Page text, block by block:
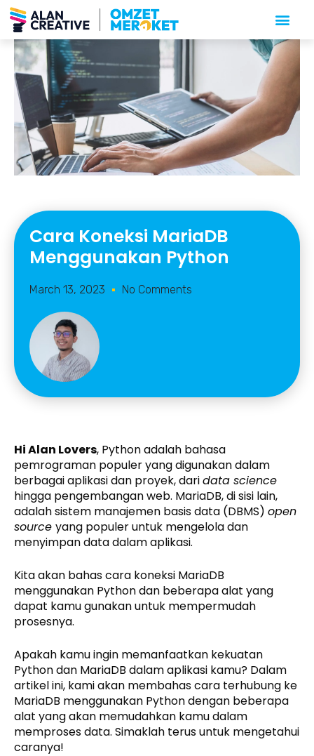
Cara Koneksi MariaDB
Menggunakan Python
March 13, 2023 No Comments
Hi Alan Lovers, Python adalah bahasa
pemrograman populer yang digunakan dalam
berbagai aplikasi dan proyek, daridata science
hingga pengembangan web. MariaDB, di sisi lain,
adalah sistem manajemen basis data (DBMS) open
source yang populer untuk mengelola dan
menyimpan data dalam aplikasi.
Kita akan bahas cara koneksi MariaDB
menggunakan Python dan beberapa alat yang
dapat kamu gunakan untuk mempermudah
prosesnya.
Apakah kamu ingin memanfaatkan kekuatan
Python dan MariaDB dalam aplikasi kamu? Dalam
artikel ini, kami akan membahas cara terhubung ke
MariaDB menggunakan Python dengan beberapa
alat yang akan memudahkan kamu dalam
memproses data. Simaklah terus untuk mengetahui
caranya!